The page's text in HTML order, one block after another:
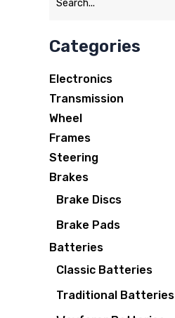
Categories
Electronics
Transmission
Wheel
Frames
Steering
Brakes
Brake Discs
Brake Pads
Batteries
Classic Batteries
Traditional Batteries